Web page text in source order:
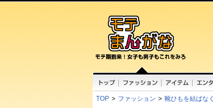
TOP > ファッション > 靴ひもを結ばな